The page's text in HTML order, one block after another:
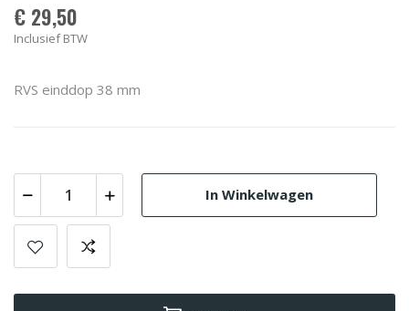
€ 29,50
Inclusief BTW
RVS einddop 38 mm
In Winkelwagen